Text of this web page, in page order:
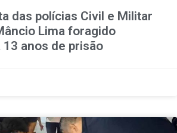
das polícias Civil e Militar
Lima foragido
anos de prisão